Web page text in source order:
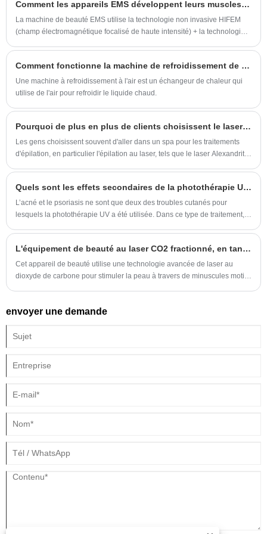
matière de beauté. Nous nous engageons à
jouer un rôle distinct et vital dans l’avancement
de l’industrie de la beauté.
machine toute la journée, 24 heures sur 24,
sans temps d'arrêt.
Nous poursuivons constamment le
développement de produits et l'innovation. La
dernière machine Zimmer Cooler a un design
unique et vous apportera certainement plus de
surprises.
Comment les appareils EMS développent leurs muscles et perdent du poids ?
La machine de beauté EMS utilise la technologie non invasive HIFEM
(champ électromagnétique focalisé de haute intensité) + la technologie
Comment fonctionne la machine de refroidissement de l'air?
Une machine à refroidissement à l'air est un échangeur de chaleur qui
utilise de l'air pour refroidir le liquide chaud.
Pourquoi de plus en plus de clients choisissent le laser AlexandRite pour faire la épilation?
Les gens choisissent souvent d'aller dans un spa pour les traitements
d'épilation, en particulier l'épilation au laser, tels que le laser Alexandrite,
Quels sont les effets secondaires de la photothérapie UV ?
L’acné et le psoriasis ne sont que deux des troubles cutanés pour
lesquels la photothérapie UV a été utilisée. Dans ce type de traitement,
possible, même s’il s’est avéré efficace dans le traitement de certains
problèmes.
L'équipement de beauté au laser CO2 fractionné, en tant que technologie révolutionnaire dans le domaine de la beauté, a apporté de bonnes nouvelles à de nombreux amateurs de beauté grâce à ses avantages uniques dans le traitement de la peau.
Cet appareil de beauté utilise une technologie avancée de laser au
dioxyde de carbone pour stimuler la peau à travers de minuscules motifs
extrêmement confortable.
envoyer une demande